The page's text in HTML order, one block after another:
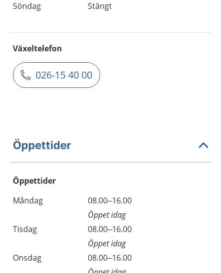
Söndag
Stängt
Växeltelefon
026-15 40 00
Öppettider
Öppettider
Dag
Öppettider
Kommentarer
Måndag
08.00–16.00
Öppet idag
Tisdag
08.00–16.00
Öppet idag
Onsdag
08.00–16.00